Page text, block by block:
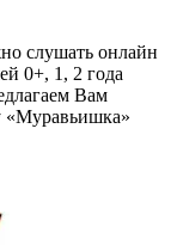
слушать онлайн
0+, 1, 2 года
Вам
«Муравьишка»